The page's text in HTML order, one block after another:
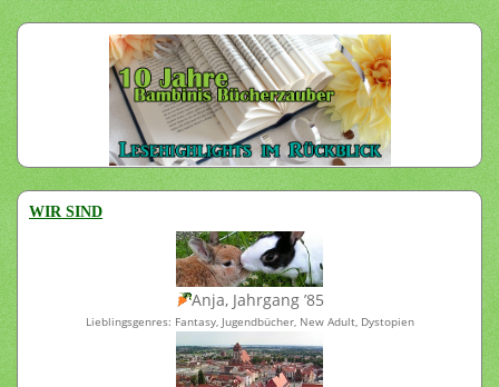
WIR SIND
Anja, Jahrgang ’85
Lieblingsgenres: Fantasy, Jugendbücher, New Adult, Dystopien